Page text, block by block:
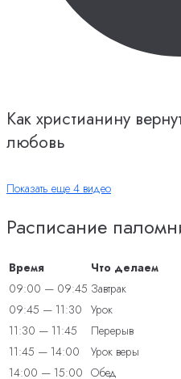
Как христианину
любовь
Показать еще 4 видео
Расписание
Время
Что делаем
09:00 — 09:45 Завтрак
09:45 — 11:30 Урок
11:30 — 11:45
Перерыв
11:45 — 14:00
Урок веры
14:00 — 15:00 Обед